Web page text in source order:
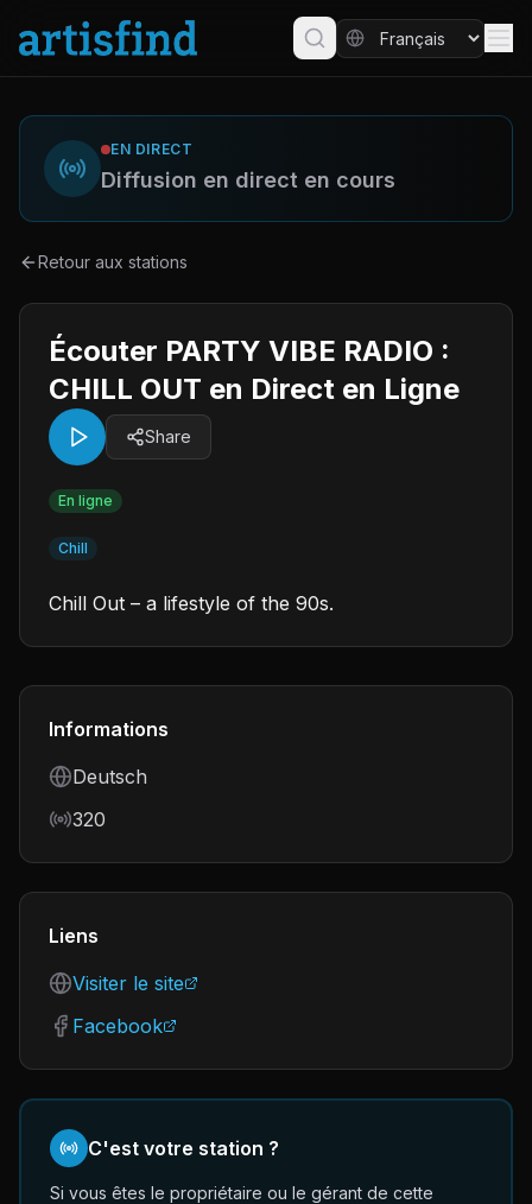
EN DIRECT
Diffusion en direct en cours
Retour aux stations
Écouter PARTY VIBE RADIO :
CHILL OUT en Direct en Ligne
Share
En ligne
Chill
Chill Out – a lifestyle of the 90s.
Informations
Language
Deutsch
Bitrate
320
Liens
Visiter le site
Facebook
C'est votre station ?
Si vous êtes le propriétaire ou le gérant de cette